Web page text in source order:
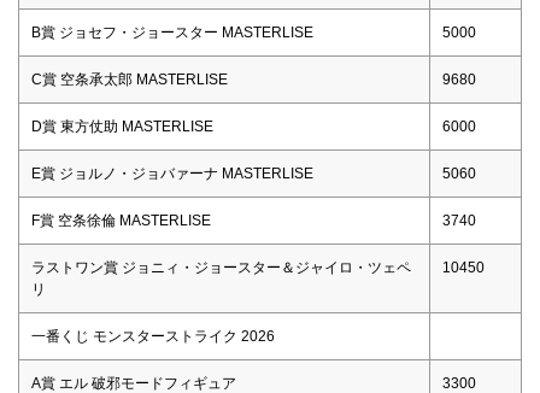
B賞 ジョセフ・ジョースター MASTERLISE 5000
C賞 空条承太郎 MASTERLISE 9680
D賞 東方仗助 MASTERLISE 6000
E賞 ジョルノ・ジョバァーナ MASTERLISE 5060
F賞 空条徐倫 MASTERLISE 3740
ラストワン賞 ジョニィ・ジョースター＆ジャイロ・ツェペ
リ
10450
一番くじ モンスターストライク 2026
A賞 エル 破邪モードフィギュア 3300